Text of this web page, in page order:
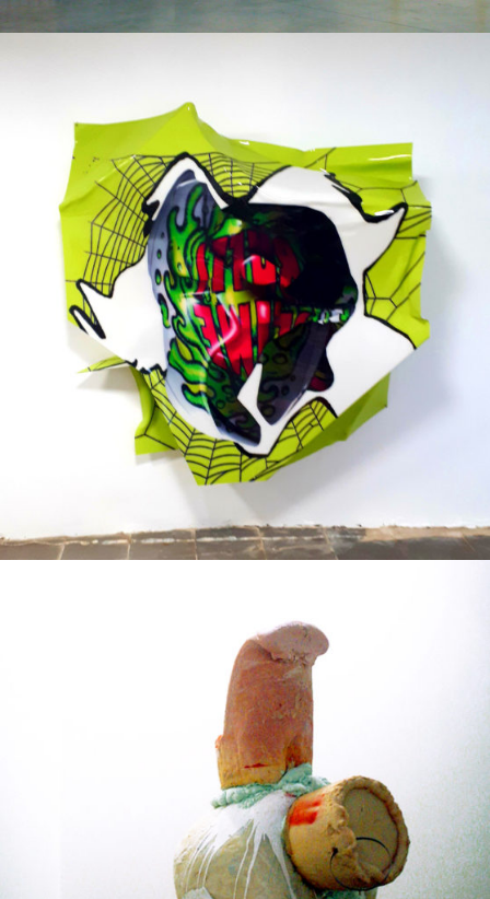
Techniques mixtes 2017
Techniques mixtes 2001